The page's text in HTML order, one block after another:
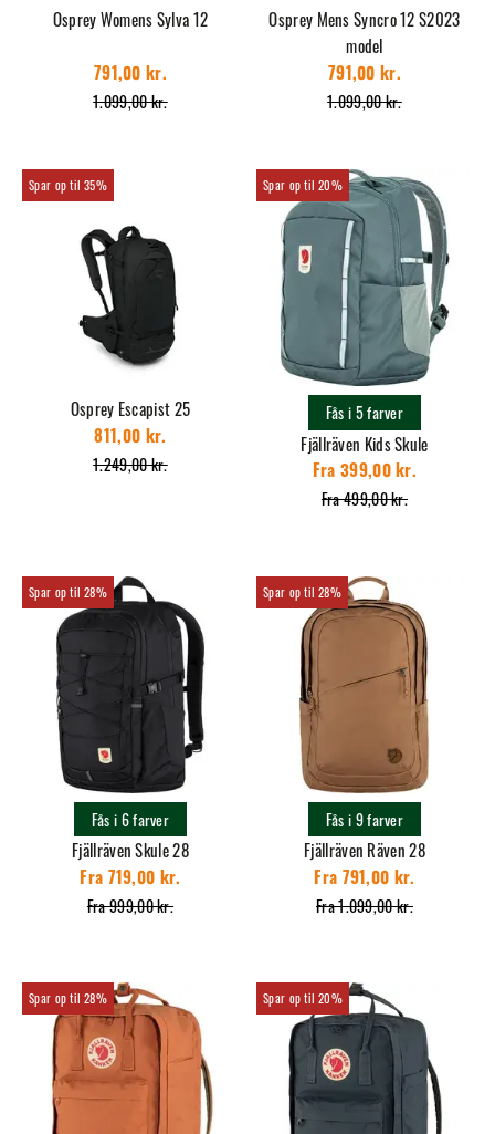
Osprey Womens Sylva 12
1.099,00 kr.
791,00 kr.
Osprey Mens Syncro 12 S2023
model
1.099,00 kr.
791,00 kr.
35%
Osprey Escapist 25
1.249,00 kr.
811,00 kr.
20%
Fjällräven Kids Skule
Fra 499,00 kr.
Fra 399,00 kr.
Fås i 5 farver
28%
Fjällräven Skule 28
Fra 999,00 kr.
Fra 719,00 kr.
Fås i 6 farver
28%
Fjällräven Räven 28
Fra 1.099,00 kr.
Fra 791,00 kr.
Fås i 9 farver
28% 20%